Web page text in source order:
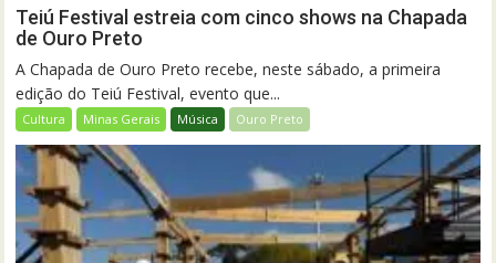
Teiú Festival estreia com cinco shows na Chapada
de Ouro Preto
A Chapada de Ouro Preto recebe, neste sábado, a primeira
edição do Teiú Festival, evento que...
Cultura Minas Gerais Música Ouro Preto